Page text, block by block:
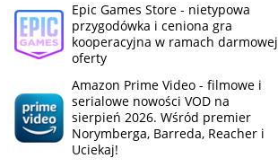
Epic Games Store - nietypowa
przygodówka i ceniona gra
kooperacyjna w ramach darmowej
oferty
Amazon Prime Video - filmowe i
serialowe nowości VOD na
sierpień 2026. Wśród premier
Norymberga, Barreda, Reacher i
Uciekaj!